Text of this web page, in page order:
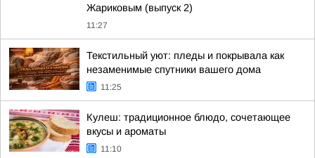
Жариковым (выпуск 2)
11:27
Текстильный уют: пледы и покрывала как
незаменимые спутники вашего дома
11:25
Кулеш: традиционное блюдо, сочетающее
вкусы и ароматы
11:10